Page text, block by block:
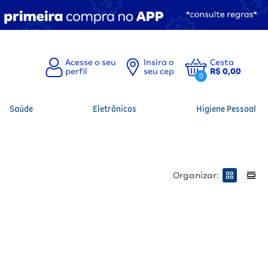
Insira o
seu cep
0
Cesta
R$ 0,00
Saúde Eletrônicos Higiene Pessoal
Organizar: